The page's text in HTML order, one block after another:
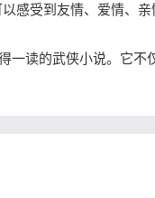
感受到友情、爱情、
读的武侠小说。它不